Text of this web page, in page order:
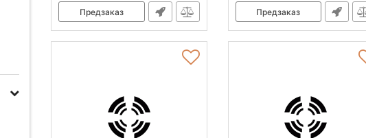
Предзаказ Предзаказ